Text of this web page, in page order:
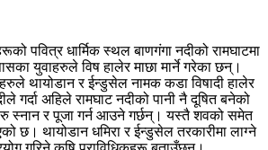
पवित्र धार्मिक स्थल बाणगंगा नदीको रामघाटमा
युवाहरुले विष हालेर माछा मार्ने गरेका छन्।
थायोडान र ईन्डुसेल नामक कडा विषादी हालेर
गर्दा अहिले रामघाट नदीको पानी नै दूषित बनेको
स्नान र पूजा गर्न आउने गर्छन्। यस्तै शवको समेत
छ। थायोडान धमिरा र ईन्डुसेल तरकारीमा लाग्ने